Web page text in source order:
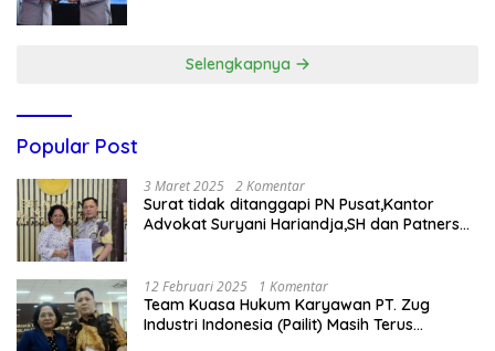
Selengkapnya
Popular Post
3 Maret 2025 2 Komentar
Surat tidak ditanggapi PN Pusat,Kantor
Advokat Suryani Hariandja,SH dan Patners
12 Februari 2025 1 Komentar
Team Kuasa Hukum Karyawan PT. Zug
Industri Indonesia (Pailit) Masih Terus